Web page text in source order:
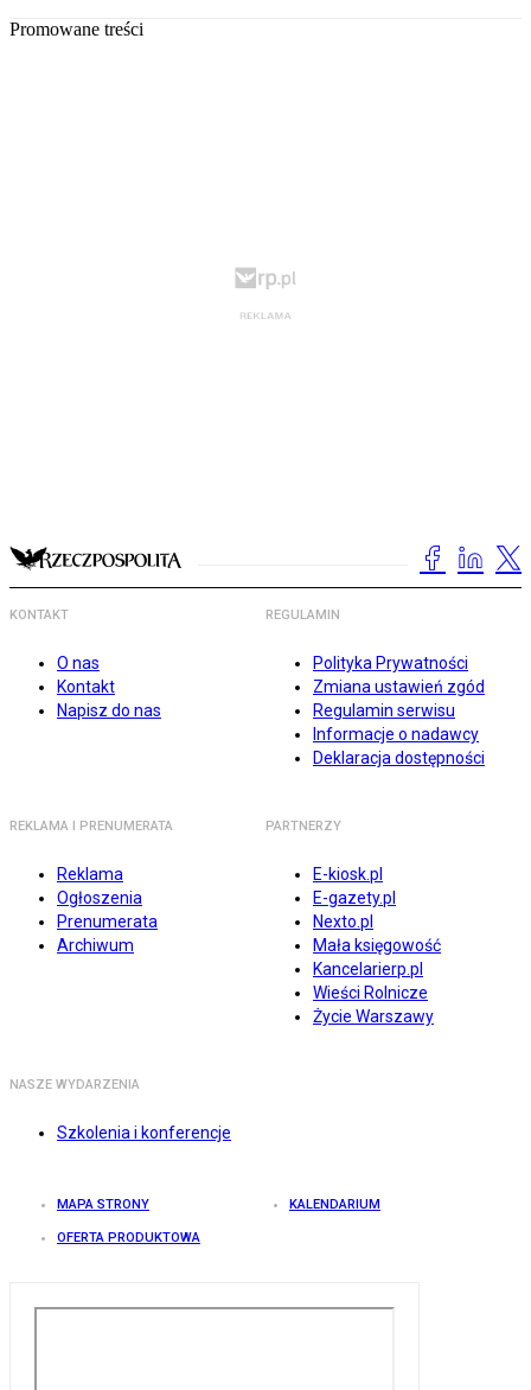
Promowane treści
KONTAKT
O nas
Kontakt
Napisz do nas
REGULAMIN
Polityka Prywatności
Zmiana ustawień zgód
Regulamin serwisu
Informacje o nadawcy
Deklaracja dostępności
REKLAMA I PRENUMERATA
Reklama
Ogłoszenia
Prenumerata
Archiwum
PARTNERZY
E-kiosk.pl
E-gazety.pl
Nexto.pl
Mała księgowość
Kancelarierp.pl
Wieści Rolnicze
Życie Warszawy
NASZE WYDARZENIA
Szkolenia i konferencje
MAPA STRONY KALENDARIUM
OFERTA PRODUKTOWA